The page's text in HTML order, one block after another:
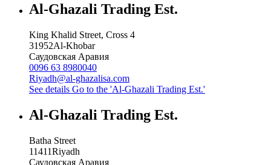
Al-Ghazali Trading Est.
King Khalid Street, Cross 4
31952Al-Khobar
Саудовская Аравия
0096 63 8980040
Riyadh@al-ghazalisa.com
See details Go to the 'Al-Ghazali Trading Est.'
Al-Ghazali Trading Est.
Batha Street
11411Riyadh
Саудовская Аравия